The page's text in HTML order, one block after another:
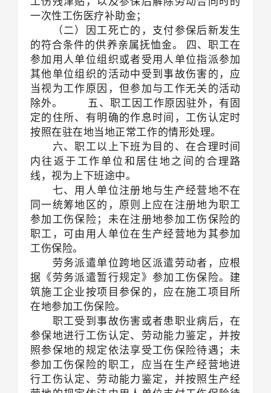
一次性工伤医疗补助金；
（二）因工死亡的，支付参保后新发生
的符合条件的供养亲属抚恤金。 四、职工在
参加用人单位组织或者受用人单位指派参加
其他单位组织的活动中受到事故伤害的，应
当视为工作原因，但参加与工作无关的活动
除外。 五、职工因工作原因驻外，有固
定的住所、有明确的作息时间，工伤认定时
按照在驻在地当地正常工作的情形处理。
六、职工以上下班为目的、在合理时间
内往返于工作单位和居住地之间的合理路
线，视为上下班途中。
七、用人单位注册地与生产经营地不在
同一统筹地区的，原则上应在注册地为职工
参加工伤保险；未在注册地参加工伤保险的
职工，可由用人单位在生产经营地为其参加
工伤保险。
劳务派遣单位跨地区派遣劳动者，应根
据《劳务派遣暂行规定》参加工伤保险。建
筑施工企业按项目参保的，应在施工项目所
在地参加工伤保险。
职工受到事故伤害或者患职业病后，在
参保地进行工伤认定、劳动能力鉴定，并按
照参保地的规定依法享受工伤保险待遇；未
参加工伤保险的职工，应当在生产经营地进
行工伤认定、劳动能力鉴定，并按照生产经